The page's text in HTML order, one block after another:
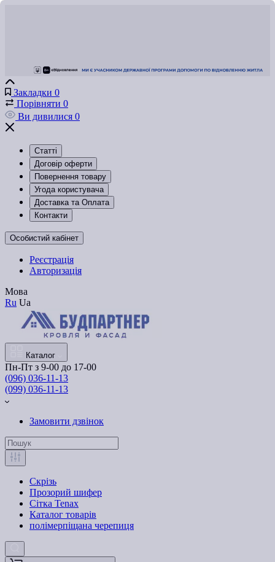
Закладки 0
Порівняти 0
Ви дивилися 0
Статті
Договір оферти
Повернення товару
Угода користувача
Доставка та Оплата
Контакти
Особистий кабінет
Реєстрація
Авторизація
Мова
Ru Ua
Каталог
Пн-Пт з 9-00 до 17-00
(096) 036-11-13
(099) 036-11-13
Замовити дзвінок
Скрізь
Прозорий шифер
Сітка Tenax
Каталог товарів
полімерпіщана черепиця